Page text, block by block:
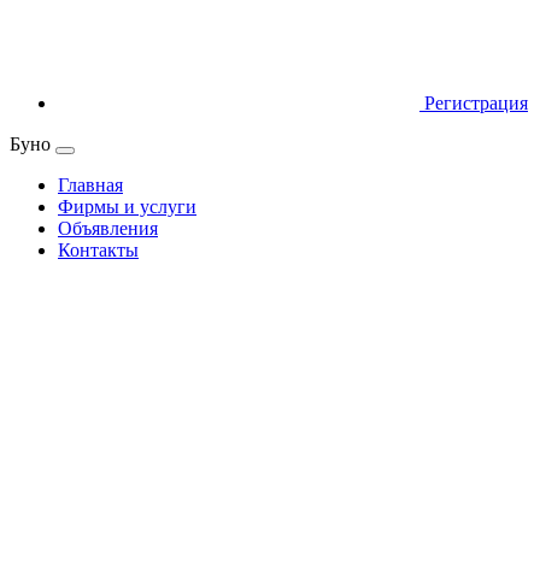
Регистрация
Буно
Главная
Фирмы и услуги
Объявления
Контакты